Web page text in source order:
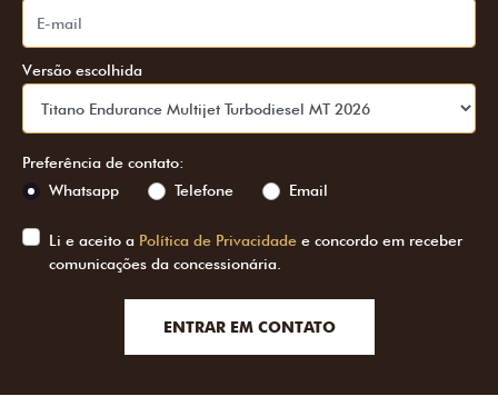
Versão escolhida
Preferência de contato:
Whatsapp
Telefone Email
Li e aceito a Política de Privacidade e concordo em receber
comunicações da concessionária.
ENTRAR EM CONTATO